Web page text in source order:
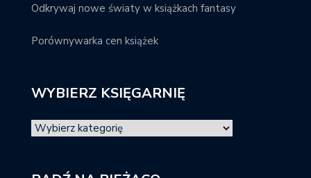
Odkrywaj nowe światy w książkach fantasy
Porównywarka cen książek
WYBIERZ KSIĘGARNIĘ